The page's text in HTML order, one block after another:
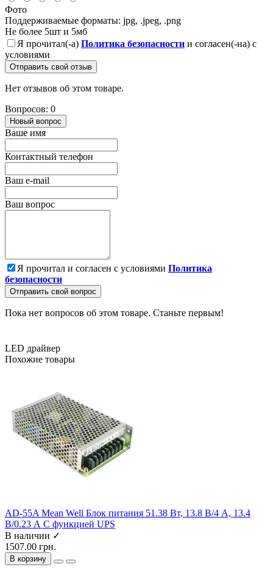
Фото
Поддерживаемые форматы: jpg, .jpeg, .png
Не более 5шт и 5мб
Я прочитал(-а) Политика безопасности и согласен(-на) с
условиями
Отправить свой отзыв
Нет отзывов об этом товаре.
Вопросов: 0
Новый вопрос
Ваше имя
Контактный телефон
Ваш e-mail
Ваш вопрос
Я прочитал и согласен с условиями Политика
безопасности
Отправить свой вопрос
Пока нет вопросов об этом товаре. Станьте первым!
LED драйвер
Похожие товары
AD-55A Mean Well Блок питания 51.38 Вт, 13.8 В/4 А, 13.4
В/0.23 А С функцией UPS
В наличии ✓
1507.00 грн.
В корзину